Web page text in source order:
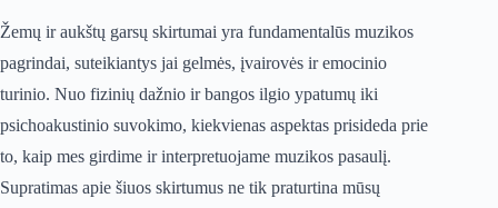
Žemų ir aukštų garsų skirtumai yra fundamentalūs muzikos
pagrindai, suteikiantys jai gelmės, įvairovės ir emocinio
turinio. Nuo fizinių dažnio ir bangos ilgio ypatumų iki
psichoakustinio suvokimo, kiekvienas aspektas prisideda prie
to, kaip mes girdime ir interpretuojame muzikos pasaulį.
Supratimas apie šiuos skirtumus ne tik praturtina mūsų